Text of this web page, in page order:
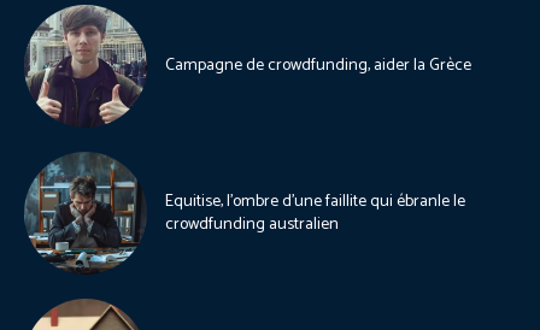
Campagne de crowdfunding, aider la Grèce
Equitise, l’ombre d’une faillite qui ébranle le
crowdfunding australien